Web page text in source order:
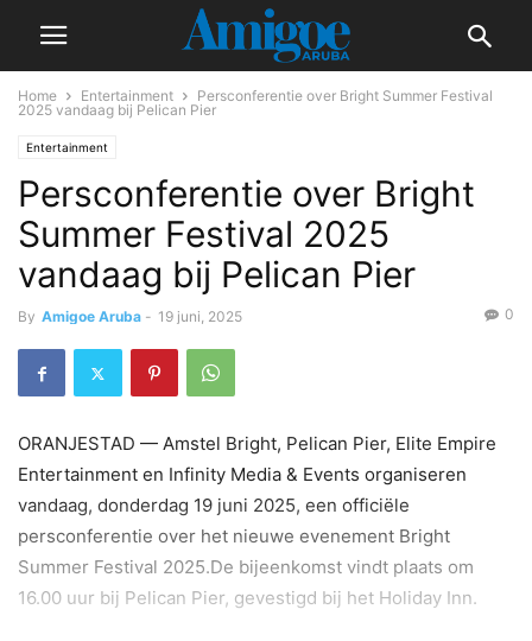
Home Entertainment
Persconferentie over Bright Summer Festival
2025 vandaag bij Pelican Pier
Entertainment
Persconferentie over Bright
Summer Festival 2025
vandaag bij Pelican Pier
By Amigoe Aruba - 19 juni, 2025 0
ORANJESTAD — Amstel Bright, Pelican Pier, Elite Empire
Entertainment en Infinity Media & Events organiseren
vandaag, donderdag 19 juni 2025, een officiële
persconferentie over het nieuwe evenement Bright
Summer Festival 2025.De bijeenkomst vindt plaats om
16.00 uur bij Pelican Pier, gevestigd bij het Holiday Inn.